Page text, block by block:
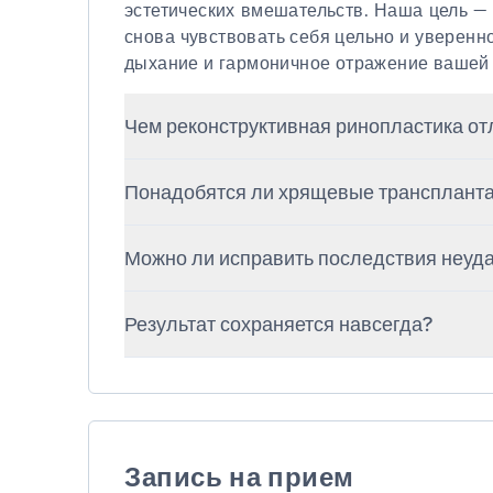
эстетических вмешательств. Наша цель
снова чувствовать себя цельно и
дыхание и гармоничное отражение вашей
Чем реконструктивная ринопластика
восстанавливает и структуру, и
квалификации и опыта работы с
Понадобятся ли хрящевые
или ребра, чтобы восстановить прочную
Можно ли исправить последствия
хирургическому планированию
рубцовые изменения, вернуть форму и
Результат сохраняется навсегда?
рекомендаций и регулярных
стабильными многие годы.
Запись на прием